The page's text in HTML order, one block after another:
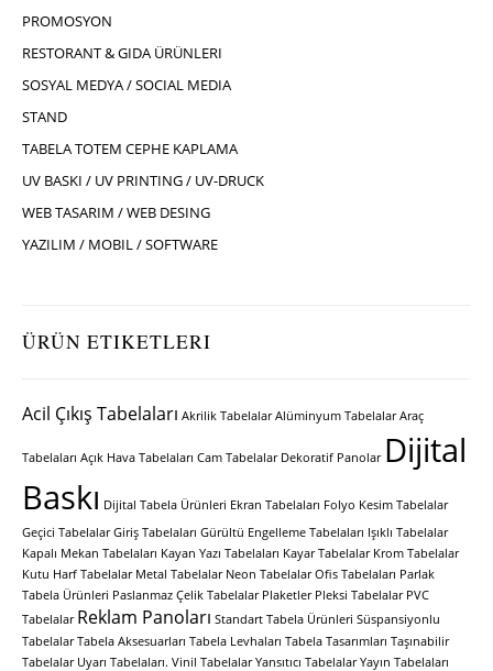
PROMOSYON
RESTORANT & GIDA ÜRÜNLERI
SOSYAL MEDYA / SOCIAL MEDIA
STAND
TABELA TOTEM CEPHE KAPLAMA
UV BASKI / UV PRINTING / UV-DRUCK
WEB TASARIM / WEB DESING
YAZILIM / MOBIL / SOFTWARE
ÜRÜN ETIKETLERI
Acil Çıkış Tabelaları Akrilik Tabelalar Alüminyum Tabelalar Araç
Tabelaları Açık Hava Tabelaları Cam Tabelalar Dekoratif Panolar Dijital
Baskı Dijital Tabela Ürünleri Ekran Tabelaları Folyo Kesim Tabelalar
Geçici Tabelalar Giriş Tabelaları Gürültü Engelleme Tabelaları Işıklı Tabelalar
Kapalı Mekan Tabelaları Kayan Yazı Tabelaları Kayar Tabelalar Krom Tabelalar
Kutu Harf Tabelalar Metal Tabelalar Neon Tabelalar Ofis Tabelaları Parlak
Tabela Ürünleri Paslanmaz Çelik Tabelalar Plaketler Pleksi Tabelalar PVC
Tabelalar Reklam Panoları Standart Tabela Ürünleri Süspansiyonlu
Tabelalar Tabela Aksesuarları Tabela Levhaları Tabela Tasarımları Taşınabilir
Tabelalar Uyarı Tabelaları. Vinil Tabelalar Yansıtıcı Tabelalar Yayın Tabelaları